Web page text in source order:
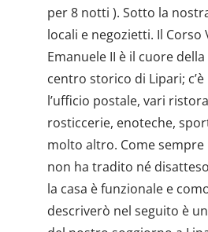
per 8 notti ). Sotto la
locali e negozietti. Il Corso
Emanuele II è il cuore
centro storico di Lipari;
l’ufficio postale, vari
rosticcerie, enoteche,
molto altro. Come sempre
non ha tradito né
la casa è funzionale e
descriverò nel seguito è